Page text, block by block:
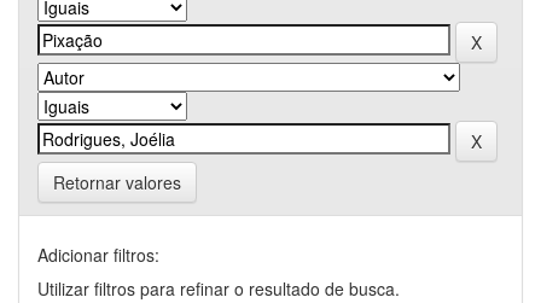
Retornar valores
Adicionar filtros:
Utilizar filtros para refinar o resultado de busca.